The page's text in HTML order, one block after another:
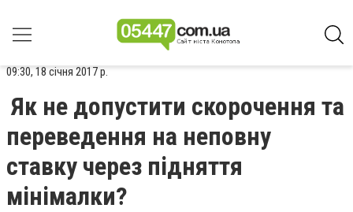
09:30, 18 січня 2017 р.
Як не допустити скорочення та
переведення на неповну
ставку через підняття
мінімалки?